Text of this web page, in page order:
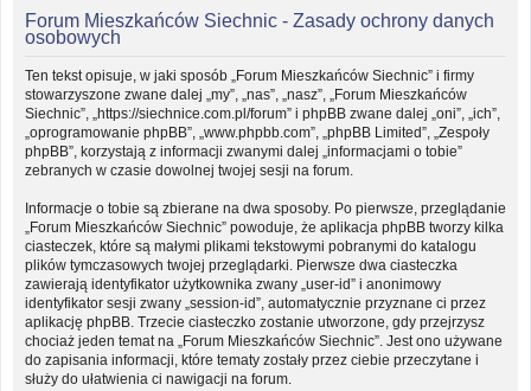
Forum Mieszkańców Siechnic - Zasady ochrony danych
osobowych
Ten tekst opisuje, w jaki sposób „Forum Mieszkańców Siechnic” i firmy
stowarzyszone zwane dalej „my”, „nas”, „nasz”, „Forum Mieszkańców
Siechnic”, „https://siechnice.com.pl/forum” i phpBB zwane dalej „oni”, „ich”,
„oprogramowanie phpBB”, „www.phpbb.com”, „phpBB Limited”, „Zespoły
phpBB”, korzystają z informacji zwanymi dalej „informacjami o tobie”
zebranych w czasie dowolnej twojej sesji na forum.
Informacje o tobie są zbierane na dwa sposoby. Po pierwsze, przeglądanie
„Forum Mieszkańców Siechnic” powoduje, że aplikacja phpBB tworzy kilka
ciasteczek, które są małymi plikami tekstowymi pobranymi do katalogu
plików tymczasowych twojej przeglądarki. Pierwsze dwa ciasteczka
zawierają identyfikator użytkownika zwany „user-id” i anonimowy
identyfikator sesji zwany „session-id”, automatycznie przyznane ci przez
aplikację phpBB. Trzecie ciasteczko zostanie utworzone, gdy przejrzysz
chociaż jeden temat na „Forum Mieszkańców Siechnic”. Jest ono używane
do zapisania informacji, które tematy zostały przez ciebie przeczytane i
służy do ułatwienia ci nawigacji na forum.